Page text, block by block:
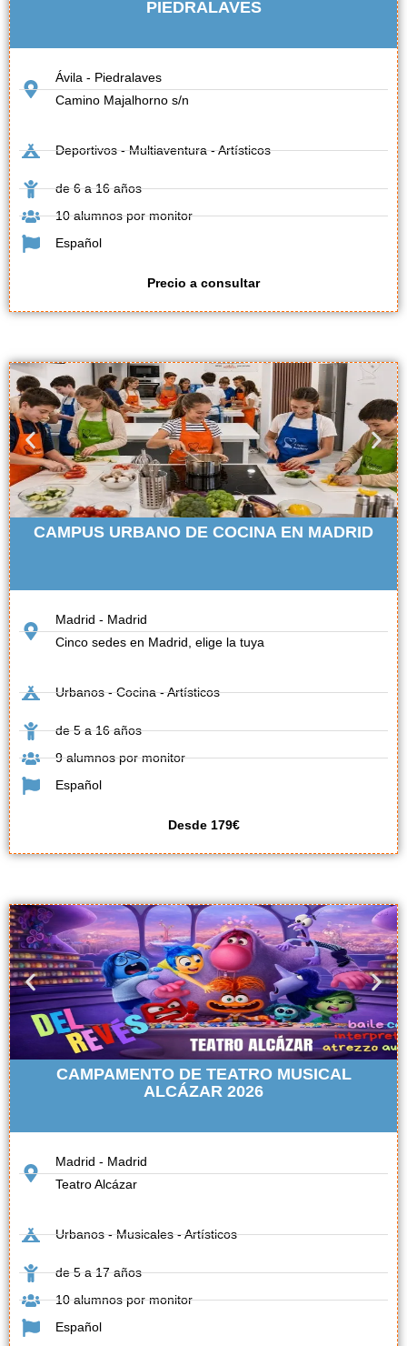
PIEDRALAVES
Ávila - Piedralaves
Camino Majalhorno s/n
Deportivos - Multiaventura - Artísticos
de 6 a 16 años
10 alumnos por monitor
Español
Precio a consultar
CAMPUS URBANO DE COCINA EN MADRID
Madrid - Madrid
Cinco sedes en Madrid, elige la tuya
Urbanos - Cocina - Artísticos
de 5 a 16 años
9 alumnos por monitor
Español
Desde 179€
CAMPAMENTO DE TEATRO MUSICAL
ALCÁZAR 2026
Madrid - Madrid
Teatro Alcázar
Urbanos - Musicales - Artísticos
de 5 a 17 años
10 alumnos por monitor
Español